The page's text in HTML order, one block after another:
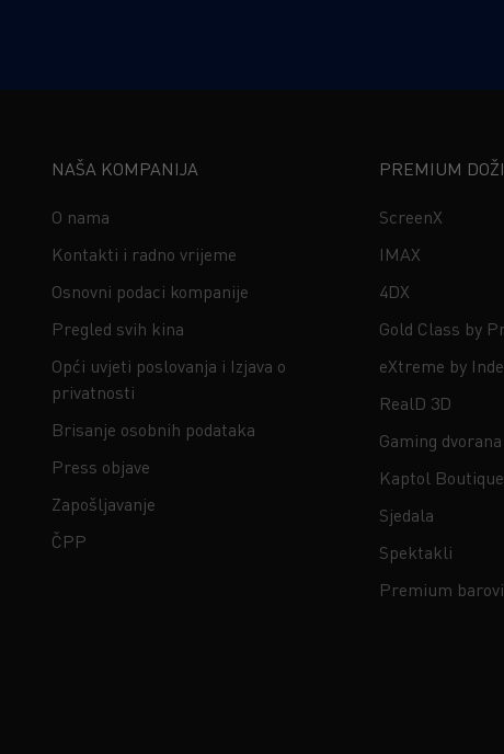
NAŠA KOMPANIJA
O nama
Kontakti i radno vrijeme
Osnovni podaci kompanije
Pregled svih kina
Opći uvjeti poslovanja i Izjava o
privatnosti
Brisanje osobnih podataka
Press objave
Zapošljavanje
ČPP
PREMIUM
ScreenX
IMAX
4DX
Gold Class by
eXtreme by
RealD 3D
Gaming dvorana
Kaptol
Sjedala
Spektakli
Premium barovi